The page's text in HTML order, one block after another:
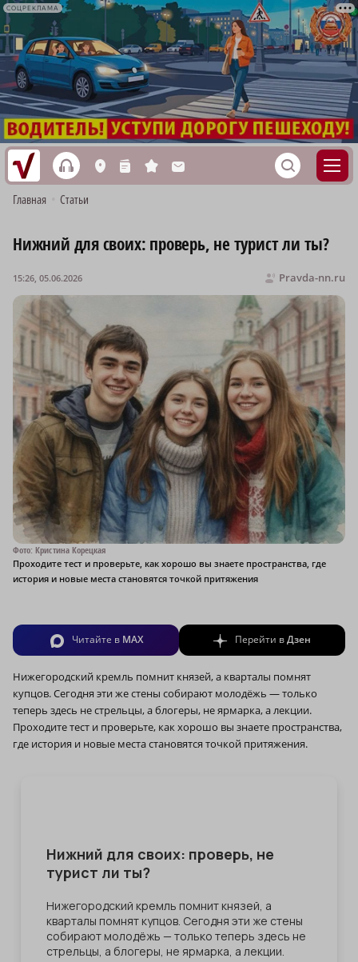
СОЦРЕКЛАМА
h L n s M S
Главная Статьи
Нижний для своих: проверь, не турист ли ты?
Pravda-nn.ru
15:26, 05.06.2026
Фото: Кристина Корецкая
Проходите тест и проверьте, как хорошо вы знаете пространства, где
история и новые места становятся точкой притяжения
Читайте в MAX Перейти вДзен
Нижегородский кремль помнит князей, а кварталы помнят
купцов. Сегодня эти же стены собирают молодёжь — только
теперь здесь не стрельцы, а блогеры, не ярмарка, а лекции.
Проходите тест и проверьте, как хорошо вы знаете пространства,
где история и новые места становятся точкой притяжения.